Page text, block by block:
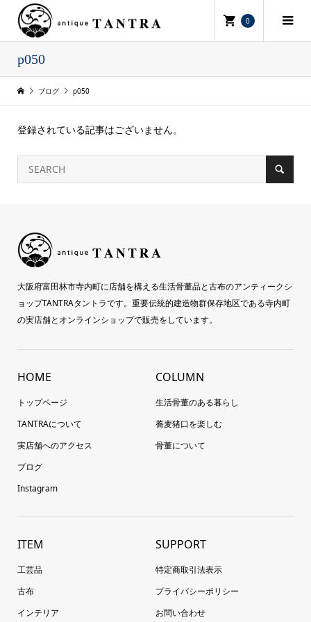
0
p050
ブログ p050
登録されている記事はございません。
大阪府富田林市寺内町に店舗を構える生活骨董品と古布のアンティークシ
ョップTANTRAタントラです。重要伝統的建造物群保存地区である寺内町
の実店舗とオンラインショップで販売をしています。
HOME
トップページ
TANTRAについて
実店舗へのアクセス
ブログ
Instagram
COLUMN
生活骨董のある暮らし
蕎麦猪口を楽しむ
骨董について
ITEM
工芸品
古布
インテリア
SUPPORT
特定商取引法表示
プライバシーポリシー
お問い合わせ